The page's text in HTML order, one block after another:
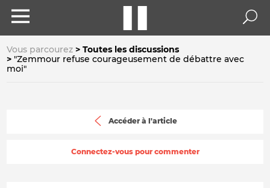
Vous parcourez
Toutes les discussions
"Zemmour refuse courageusement de débattre avec
moi"
Accéder à l'article
Connectez-vous pour commenter